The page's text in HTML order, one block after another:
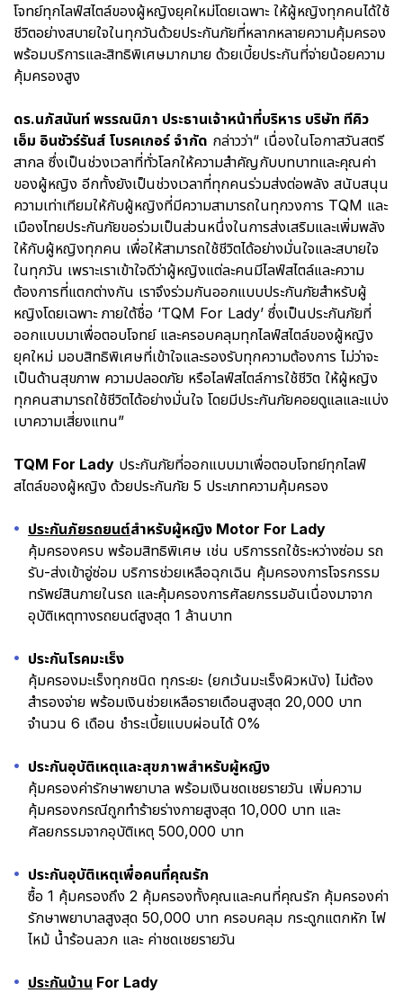
โจทย์ทุกไลฟ์สไตล์ของผู้หญิงยุคใหม่โดยเฉพาะ ให้ผู้หญิงทุกคนได้ใช้
ชีวิตอย่างสบายใจในทุกวันด้วยประกันภัยที่หลากหลายความคุ้มครอง
พร้อมบริการและสิทธิพิเศษมากมาย ด้วยเบี้ยประกันที่จ่ายน้อยความ
คุ้มครองสูง
ดร.นภัสนันท์ พรรณนิภา ประธานเจ้าหน้าที่บริหาร บริษัท ทีคิว
เอ็ม อินชัวร์รันส์ โบรคเกอร์ จำกัด กล่าวว่า“ เนื่องในโอกาสวันสตรี
สากล ซึ่งเป็นช่วงเวลาที่ทั่วโลกให้ความสำคัญกับบทบาทและคุณค่า
ของผู้หญิง อีกทั้งยังเป็นช่วงเวลาที่ทุกคนร่วมส่งต่อพลัง สนับสนุน
ความเท่าเทียมให้กับผู้หญิงที่มีความสามารถในทุกวงการ TQM และ
เมืองไทยประกันภัยขอร่วมเป็นส่วนหนึ่งในการส่งเสริมและเพิ่มพลัง
ให้กับผู้หญิงทุกคน เพื่อให้สามารถใช้ชีวิตได้อย่างมั่นใจและสบายใจ
ในทุกวัน เพราะเราเข้าใจดีว่าผู้หญิงแต่ละคนมีไลฟ์สไตล์และความ
ต้องการที่แตกต่างกัน เราจึงร่วมกันออกแบบประกันภัยสำหรับผู้
หญิงโดยเฉพาะ ภายใต้ชื่อ ‘TQM For Lady’ ซึ่งเป็นประกันภัยที่
ออกแบบมาเพื่อตอบโจทย์ และครอบคลุมทุกไลฟ์สไตล์ของผู้หญิง
ยุคใหม่ มอบสิทธิพิเศษที่เข้าใจและรองรับทุกความต้องการ ไม่ว่าจะ
เป็นด้านสุขภาพ ความปลอดภัย หรือไลฟ์สไตล์การใช้ชีวิต ให้ผู้หญิง
ทุกคนสามารถใช้ชีวิตได้อย่างมั่นใจ โดยมีประกันภัยคอยดูแลและแบ่ง
เบาความเสี่ยงแทน”
TQM For Lady ประกันภัยที่ออกแบบมาเพื่อตอบโจทย์ทุกไลฟ์
สไตล์ของผู้หญิง ด้วยประกันภัย 5 ประเภทความคุ้มครอง
ประกันภัยรถยนต์สำหรับผู้หญิง Motor For Lady
คุ้มครองครบ พร้อมสิทธิพิเศษ เช่น บริการรถใช้ระหว่างซ่อม รถ
รับ-ส่งเข้าอู่ซ่อม บริการช่วยเหลือฉุกเฉิน คุ้มครองการโจรกรรม
ทรัพย์สินภายในรถ และคุ้มครองการศัลยกรรมอันเนื่องมาจาก
อุบัติเหตุทางรถยนต์สูงสุด 1 ล้านบาท
ประกันโรคมะเร็ง
คุ้มครองมะเร็งทุกชนิด ทุกระยะ (ยกเว้นมะเร็งผิวหนัง) ไม่ต้อง
สำรองจ่าย พร้อมเงินช่วยเหลือรายเดือนสูงสุด 20,000 บาท
จำนวน 6 เดือน ชำระเบี้ยแบบผ่อนได้ 0%
ประกันอุบัติเหตุและสุขภาพสำหรับผู้หญิง
คุ้มครองค่ารักษาพยาบาล พร้อมเงินชดเชยรายวัน เพิ่มความ
คุ้มครองกรณีถูกทำร้ายร่างกายสูงสุด 10,000 บาท และ
ศัลยกรรมจากอุบัติเหตุ 500,000 บาท
ประกันอุบัติเหตุเพื่อคนที่คุณรัก
ซื้อ 1 คุ้มครองถึง 2 คุ้มครองทั้งคุณและคนที่คุณรัก คุ้มครองค่า
รักษาพยาบาลสูงสุด 50,000 บาท ครอบคลุม กระดูกแตกหัก ไฟ
ไหม้ น้ำร้อนลวก และ ค่าชดเชยรายวัน
ประกันบ้าน For Lady